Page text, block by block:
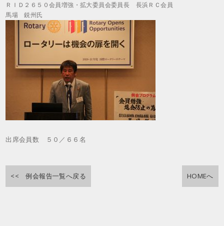
ＲＩＤ２６５０会員増強・拡大委員会委員長 長浜ＲＣ会員
馬場 鋭州氏
出席会員数 ５０／６６名
<< 例会報告一覧へ戻る HOMEへ